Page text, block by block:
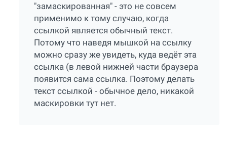
"замаскированная" - это не совсем
применимо к тому случаю, когда
ссылкой является обычный текст.
Потому что наведя мышкой на ссылку
можно сразу же увидеть, куда ведёт эта
ссылка (в левой нижней части браузера
появится сама ссылка. Поэтому делать
текст ссылкой - обычное дело, никакой
маскировки тут нет.